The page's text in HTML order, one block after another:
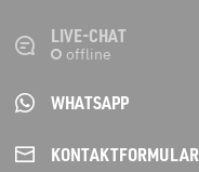
LIVE-CHAT
WHATSAPP
KONTAKT­FORMULAR